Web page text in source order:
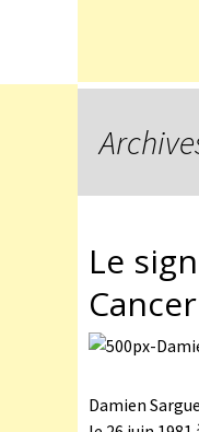
Le
Cancer
Damien